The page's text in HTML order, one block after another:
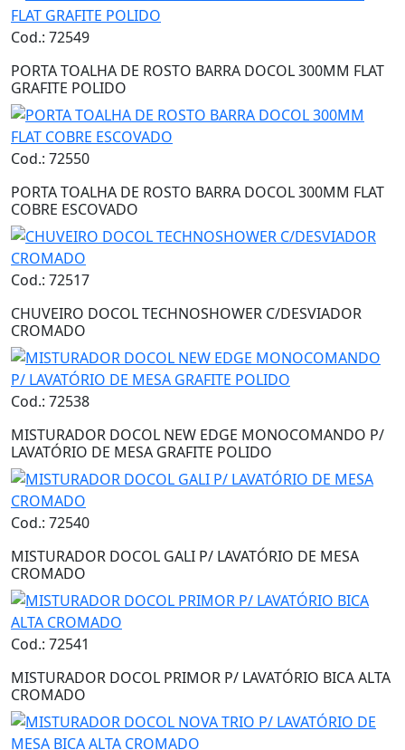
Cod.: 72549
PORTA TOALHA DE ROSTO BARRA DOCOL 300MM FLAT
GRAFITE POLIDO
Cod.: 72550
PORTA TOALHA DE ROSTO BARRA DOCOL 300MM FLAT
COBRE ESCOVADO
Cod.: 72517
CHUVEIRO DOCOL TECHNOSHOWER C/DESVIADOR
CROMADO
Cod.: 72538
MISTURADOR DOCOL NEW EDGE MONOCOMANDO P/
LAVATÓRIO DE MESA GRAFITE POLIDO
Cod.: 72540
MISTURADOR DOCOL GALI P/ LAVATÓRIO DE MESA
CROMADO
Cod.: 72541
MISTURADOR DOCOL PRIMOR P/ LAVATÓRIO BICA ALTA
CROMADO